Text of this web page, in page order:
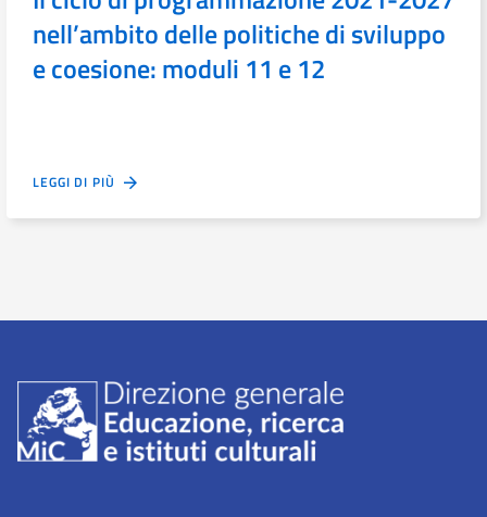
nell’ambito delle politiche di sviluppo
e coesione: moduli 11 e 12
LEGGI DI PIÙ